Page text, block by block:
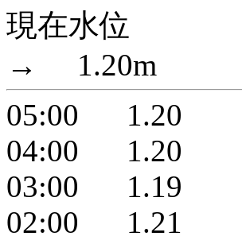
現在水位
→ 1.20m
05:00 1.20
04:00 1.20
03:00 1.19
02:00 1.21